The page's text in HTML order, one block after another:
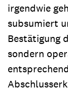
irgendwie
subsumiert
Bestätigung
sondern